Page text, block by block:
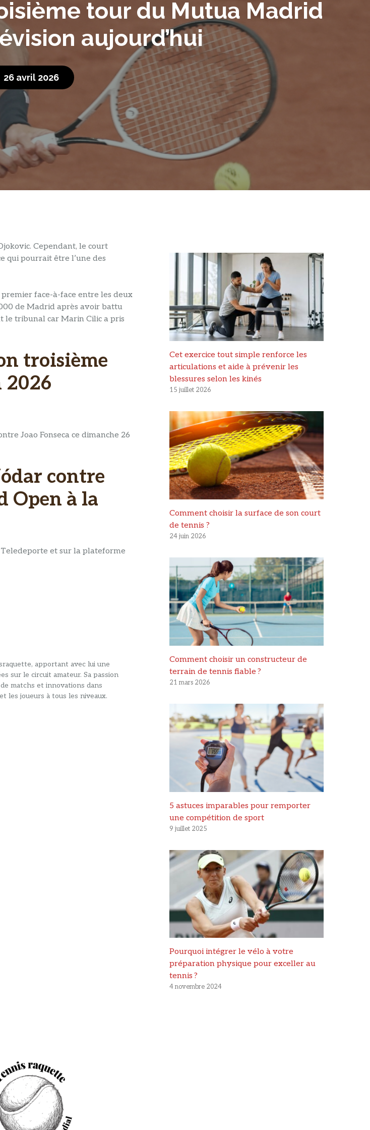
tour du Mutua Madrid
aujourd’hui
26 avril 2026
Cependant, le court
qui pourrait être l’une des
premier face-à-face entre les deux
de Madrid après avoir battu
le tribunal car Marin Cilic a pris
troisième
Joao Fonseca ce dimanche 26
contre
Open à la
Teledeporte et sur la plateforme
apportant avec lui une
sur le circuit amateur. Sa passion
matchs et innovations dans
les joueurs à tous les niveaux.
Cet exercice tout simple renforce les
articulations et aide à prévenir les
blessures selon les kinés
15 juillet 2026
Comment choisir la surface de son court
de tennis ?
24 juin 2026
Comment choisir un constructeur de
terrain de tennis fiable ?
21 mars 2026
5 astuces imparables pour remporter
une compétition de sport
9 juillet 2025
Pourquoi intégrer le vélo à votre
préparation physique pour exceller au
tennis ?
4 novembre 2024